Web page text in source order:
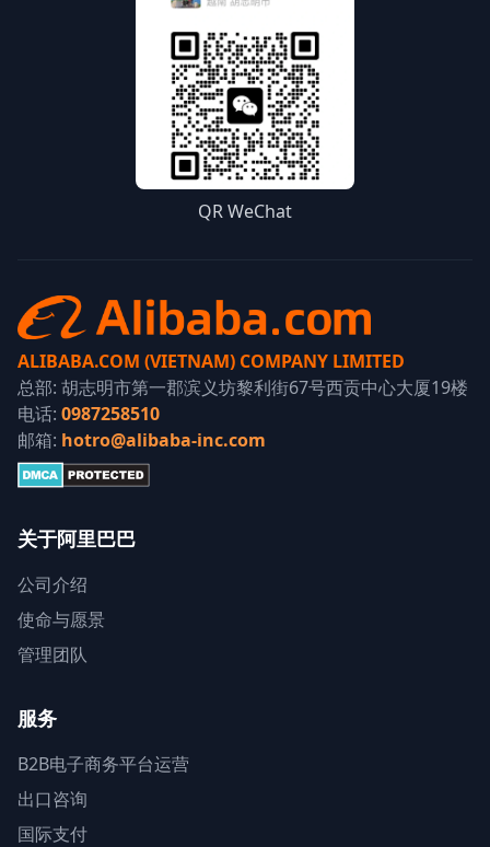
QR WeChat
ALIBABA.COM (VIETNAM) COMPANY LIMITED
总部: 胡志明市第一郡滨义坊黎利街67号西贡中心大厦19楼
电话: 0987258510
邮箱: hotro@alibaba-inc.com
关于阿里巴巴
公司介绍
使命与愿景
管理团队
服务
B2B电子商务平台运营
出口咨询
国际支付